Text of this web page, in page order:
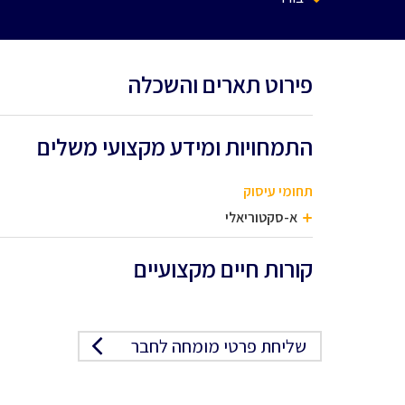
פירוט תארים והשכלה
התמחויות ומידע מקצועי משלים
תחומי עיסוק
א-סקטוריאלי
קורות חיים מקצועיים
שליחת פרטי מומחה לחבר